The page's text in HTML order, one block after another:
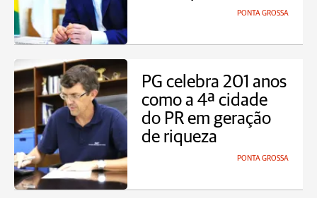
PONTA GROSSA
PG celebra 201 anos
como a 4ª cidade
do PR em geração
de riqueza
PONTA GROSSA